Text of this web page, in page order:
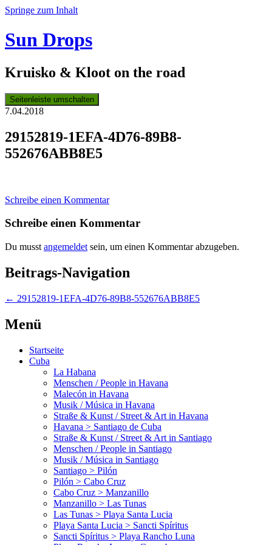
Springe zum Inhalt
Sun Drops
Kruisko & Kloot on the road
Seitenleiste umschalten
7.04.2018
29152819-1EFA-4D76-89B8-
552676ABB8E5
Schreibe einen Kommentar
Schreibe einen Kommentar
Du musst angemeldet sein, um einen Kommentar abzugeben.
Beitrags-Navigation
← 29152819-1EFA-4D76-89B8-552676ABB8E5
Menü
Startseite
Cuba
La Habana
Menschen / People in Havana
Malecón in Havana
Musik / Música in Havana
Straße & Kunst / Street & Art in Havana
Havana > Santiago de Cuba
Straße & Kunst / Street & Art in Santiago
Menschen / People in Santiago
Musik / Música in Santiago
Santiago > Pilón
Pilón > Cabo Cruz
Cabo Cruz > Manzanillo
Manzanillo > Las Tunas
Las Tunas > Playa Santa Lucia
Playa Santa Lucia > Sancti Spíritus
Sancti Spíritus > Playa Rancho Luna